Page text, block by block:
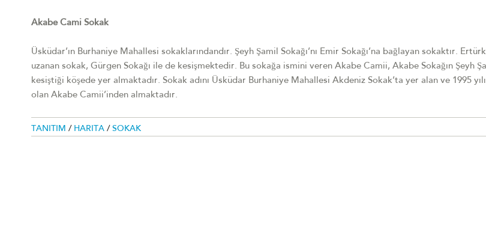
Akabe Cami Sokak
Üsküdar’ın Burhaniye Mahallesi sokaklarındandır. Şeyh Şamil Sokağı’nı Emir Sokağı’na bağlayan sokaktır.
uzanan sokak, Gürgen Sokağı ile de kesişmektedir. Bu sokağa ismini veren Akabe Camii, Akabe Sokağın Şeyh
kesiştiği köşede yer almaktadır. Sokak adını Üsküdar Burhaniye Mahallesi Akdeniz Sokak’ta yer alan ve 1995
olan Akabe Camii’inden almaktadır.
TANITIM / HARITA / SOKAK